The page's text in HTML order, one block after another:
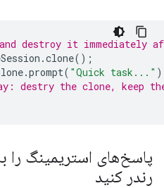
destroy it immediately
.clone();
.prompt( "Quick task..."
destry the clone, keep the
پاسخ‌های استریمینگ را
رندر کنید